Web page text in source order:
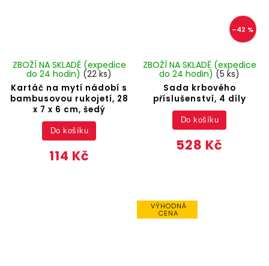
Kartáč na mytí nádobí s
bambusovou rukojetí, 28
x 7 x 6 cm, šedý
ZBOŽÍ NA SKLADĚ (expedice
do 24 hodin) (22 ks)
114 Kč
Do košíku
–42 %
Sada krbového
příslušenství, 4 díly
ZBOŽÍ NA SKLADĚ (expedice
do 24 hodin) (5 ks)
528 Kč
Do košíku
VÝHODNÁ
CENA